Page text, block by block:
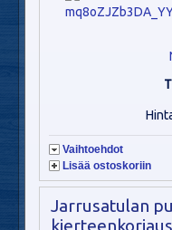
Vaihtoehdot
Lisää ostoskoriin
Jarrusatulan